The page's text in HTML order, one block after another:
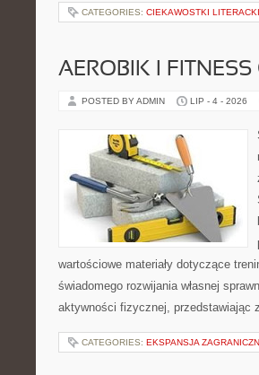
CATEGORIES: CIEKAWOSTKI
AEROBIK I FITNESS
POSTED BY ADMIN LIP - 4 - 2026
wartościowe materiały dotyczące
świadomego rozwijania własnej
aktywności fizycznej, przedstawiając
CATEGORIES: EKSPANSJA